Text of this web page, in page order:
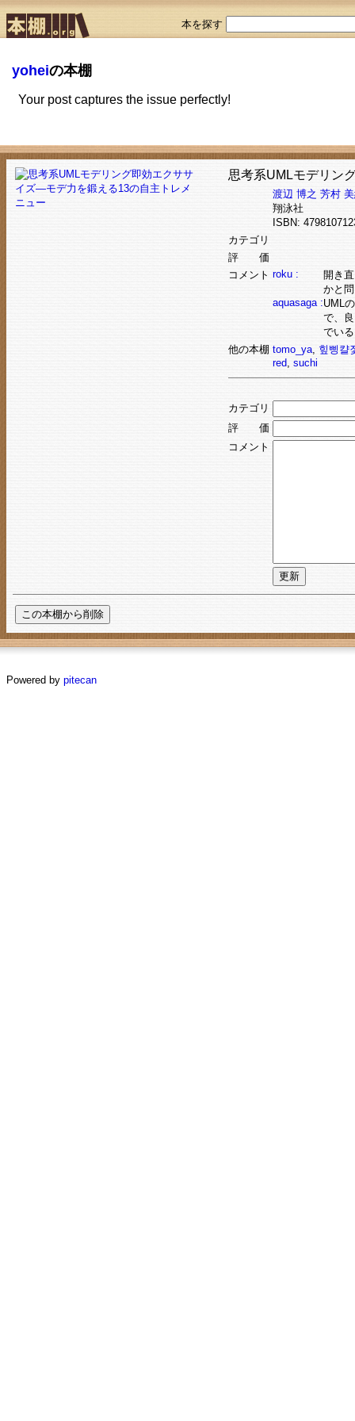
本を探す
yoheiの本棚
Your post captures the issue perfectly!
思考系UMLモデリン
渡辺 博之 芳村
翔泳社
ISBN:
カテゴリ
評 価
コメント roku :
開き
かと
aquasaga :UML
で、
でい
他の本棚 tomo_ya, 힢삥캴
red, suchi
カテゴリ
評 価
コメント
Powered by pitecan